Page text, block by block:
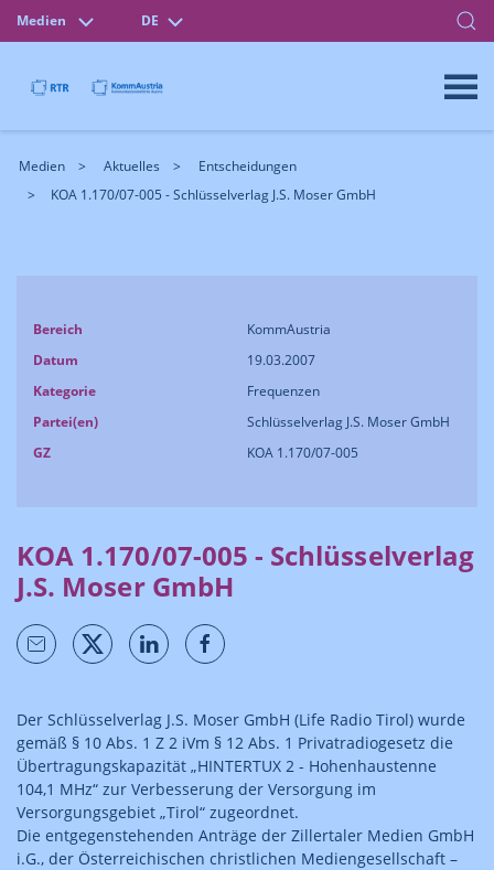
Medien DE
Medien Aktuelles
Entscheidungen
KOA 1.170/07-005 - Schlüsselverlag J.S. Moser GmbH
Bereich
KommAustria
Datum
19.03.2007
Kategorie
Frequenzen
Partei(en)
Schlüsselverlag J.S. Moser GmbH
GZ
KOA 1.170/07-005
KOA 1.170/07-005 - Schlüsselverlag
J.S. Moser GmbH
Der Schlüsselverlag J.S. Moser GmbH (Life Radio Tirol) wurde
gemäß § 10 Abs. 1 Z 2 iVm § 12 Abs. 1 Privatradiogesetz die
Übertragungskapazität „HINTERTUX 2 - Hohenhaustenne
104,1 MHz“ zur Verbesserung der Versorgung im
Versorgungsgebiet „Tirol“ zugeordnet.
Die entgegenstehenden Anträge der Zillertaler Medien GmbH
i.G., der Österreichischen christlichen Mediengesellschaft –